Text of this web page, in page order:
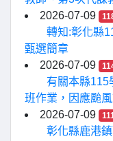
2026-07-09
轉知:彰化縣
甄選簡章
2026-07-09
有關本縣115
班作業，因應颱
2026-07-09
彰化縣鹿港